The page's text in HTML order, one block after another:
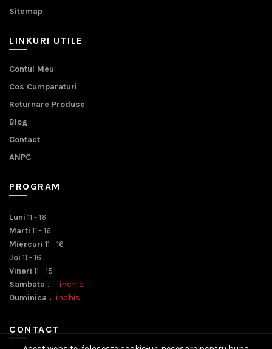
Sitemap
LINKURI UTILE
Contul Meu
Cos Cumparaturi
Returnare Produse
Blog
Contact
ANPC
PROGRAM
Luni 11 - 16
Marti 11 - 16
Miercuri 11 - 16
Joi 11 - 16
Vineri 11 - 15
Sambata . inchis
Duminica . inchis
CONTACT